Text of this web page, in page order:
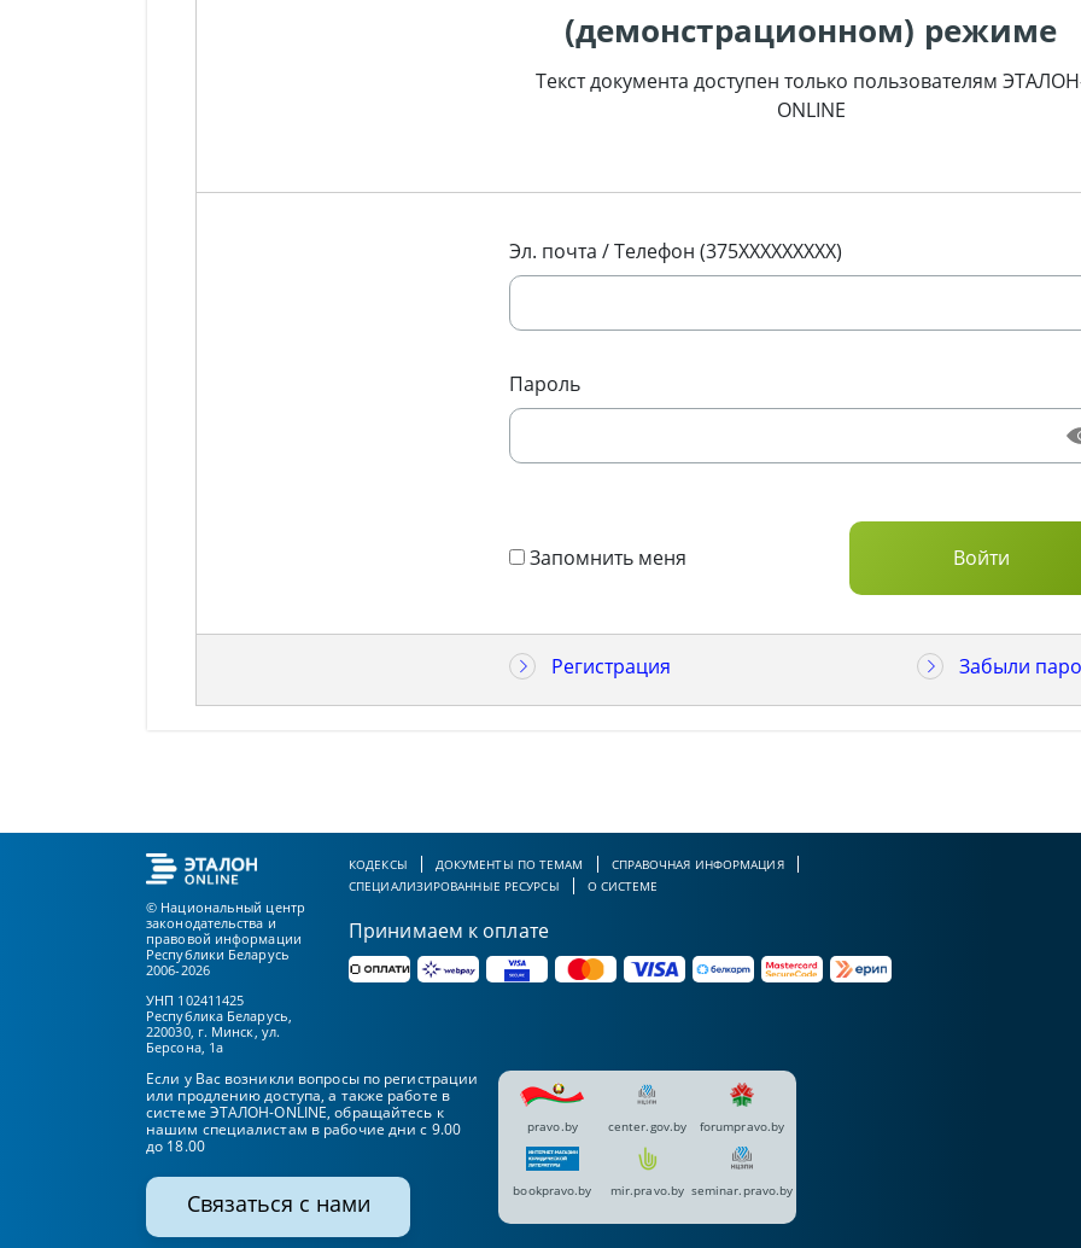
(демонстрационном) режиме
Текст документа доступен только пользователям
ONLINE
Эл. почта / Телефон (375XXXXXXXXX)
Пароль
Запомнить меня
Регистрация Забыли
© Национальный центр
законодательства и
правовой информации
Республики Беларусь
2006-2026
УНП 102411425
Республика Беларусь,
220030, г. Минск, ул.
Берсона, 1а
КОДЕКСЫ ДОКУМЕНТЫ ПО ТЕМАМ
СПРАВОЧНАЯ ИНФОРМАЦИЯ
СПЕЦИАЛИЗИРОВАННЫЕ РЕСУРСЫ
О СИСТЕМЕ
Принимаем к оплате
Если у Вас возникли вопросы по регистрации
или продлению доступа, а также работе в
системе ЭТАЛОН-ONLINE, обращайтесь к
нашим специалистам в рабочие дни с 9.00
до 18.00
Связаться с нами
pravo.by center.gov.by forumpravo.by
bookpravo.by mir.pravo.by seminar.pravo.by